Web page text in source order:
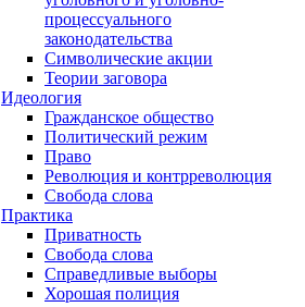
процессуального
законодательства
Символические акции
Теории заговора
Идеология
Гражданское общество
Политический режим
Право
Революция и контрреволюция
Свобода слова
Практика
Приватность
Свобода слова
Справедливые выборы
Хорошая полиция